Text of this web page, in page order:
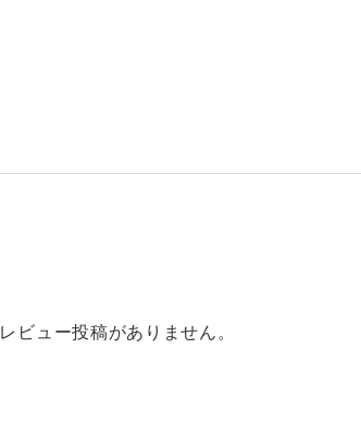
レビュー投稿がありません。